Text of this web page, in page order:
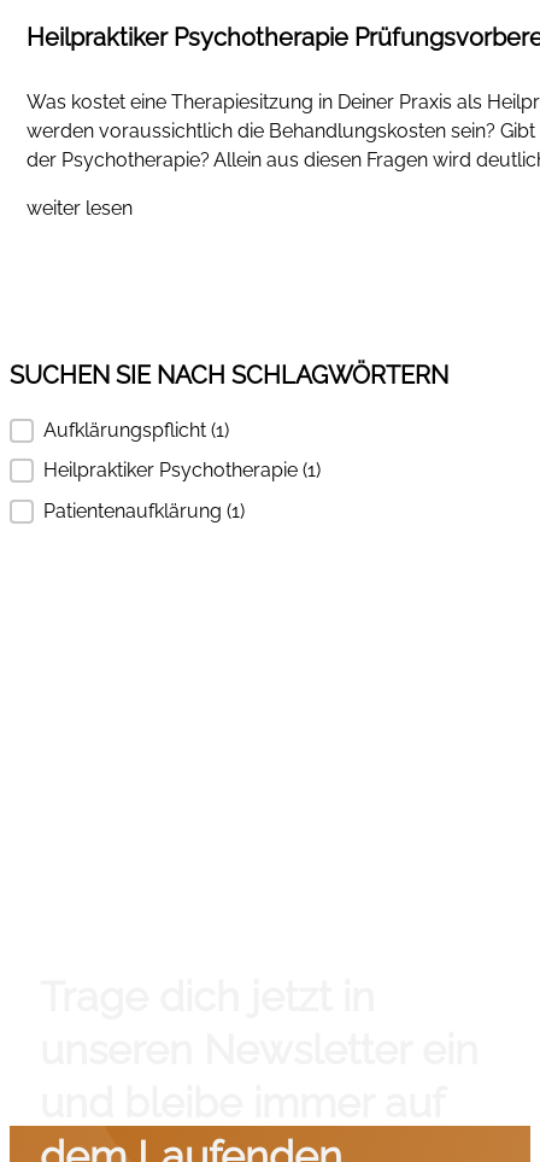
Heilpraktiker Psychotherapie
Was kostet eine Therapiesitzung in Deiner Praxis als
werden voraussichtlich die Behandlungskosten sein?
der Psychotherapie? Allein aus diesen Fragen wird
weiter lesen
SUCHEN SIE NACH SCHLAGWÖRTERN
Aufklärungspflicht (1)
Heilpraktiker Psychotherapie (1)
Patientenaufklärung (1)